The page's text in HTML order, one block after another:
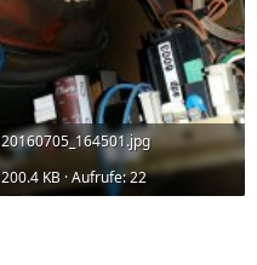
20160705_164501.jpg
200.4 KB · Aufrufe: 22